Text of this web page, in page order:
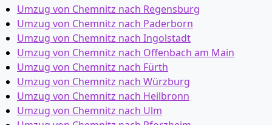
Umzug von Chemnitz nach Regensburg
Umzug von Chemnitz nach Paderborn
Umzug von Chemnitz nach Ingolstadt
Umzug von Chemnitz nach Offenbach am Main
Umzug von Chemnitz nach Fürth
Umzug von Chemnitz nach Würzburg
Umzug von Chemnitz nach Heilbronn
Umzug von Chemnitz nach Ulm